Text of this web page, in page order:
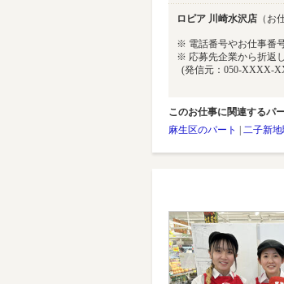
ロピア 川崎水沢店 （お
※ 電話番号やお仕事番
※ 応募先企業から折返
(発信元：050-XXXX-
このお仕事に関連するパ
麻生区のパート
二子新地